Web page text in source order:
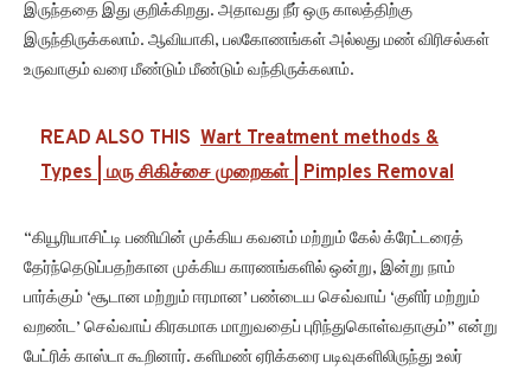
இருந்ததை இது குறிக்கிறது. அதாவது நீர் ஒரு காலத்திற்கு
இருந்திருக்கலாம். ஆவியாகி, பலகோணங்கள் அல்லது மண் விரிசல்கள்
உருவாகும் வரை மீண்டும் மீண்டும் வந்திருக்கலாம்.
READ ALSO THIS Wart Treatment methods &
Types | மரு சிகிச்சை முறைகள் | Pimples Removal
“கியூரியாசிட்டி பணியின் முக்கிய கவனம் மற்றும் கேல் க்ரேட்டரைத்
தேர்ந்தெடுப்பதற்கான முக்கிய காரணங்களில் ஒன்று, இன்று நாம்
பார்க்கும் ‘சூடான மற்றும் ஈரமான’ பண்டைய செவ்வாய் ‘குளிர் மற்றும்
வறண்ட’ செவ்வாய் கிரகமாக மாறுவதைப் புரிந்துகொள்வதாகும்” என்று
பேட்ரிக் காஸ்டா கூறினார். களிமண் ஏரிக்கரை படிவுகளிலிருந்து உலர்